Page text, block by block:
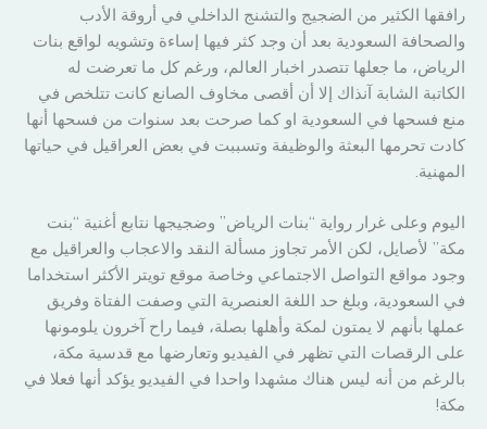
رافقها الكثير من الضجيج والتشنج الداخلي في أروقة الأدب
والصحافة السعودية بعد أن وجد كثر فيها إساءة وتشويه لواقع بنات
الرياض، ما جعلها تتصدر اخبار العالم، ورغم كل ما تعرضت له
الكاتبة الشابة آنذاك إلا أن أقصى مخاوف الصانع كانت تتلخص في
منع فسحها في السعودية او كما صرحت بعد سنوات من فسحها أنها
كادت تحرمها البعثة والوظيفة وتسببت في بعض العراقيل في حياتها
المهنية.
اليوم وعلى غرار رواية “بنات الرياض” وضجيجها نتابع أغنية “بنت
مكة” لأصايل، لكن الأمر تجاوز مسألة النقد والاعجاب والعراقيل مع
وجود مواقع التواصل الاجتماعي وخاصة موقع تويتر الأكثر استخداما
في السعودية، وبلغ حد اللغة العنصرية التي وصفت الفتاة وفريق
عملها بأنهم لا يمتون لمكة وأهلها بصلة، فيما راح آخرون يلومونها
على الرقصات التي تظهر في الفيديو وتعارضها مع قدسية مكة،
بالرغم من أنه ليس هناك مشهدا واحدا في الفيديو يؤكد أنها فعلا في
مكة!